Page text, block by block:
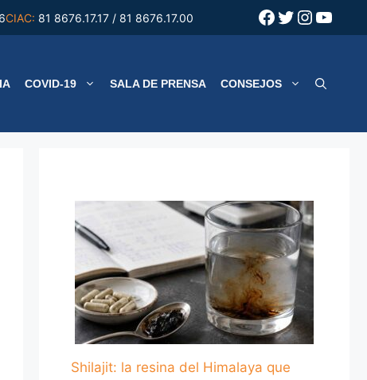
CIAC: 81 8676.17.17 / 81 8676.17.00 Facebook
Twitter
COVID-19 SALA DE PRENSA CONSEJOS
Shilajit: la resina del Himalaya que